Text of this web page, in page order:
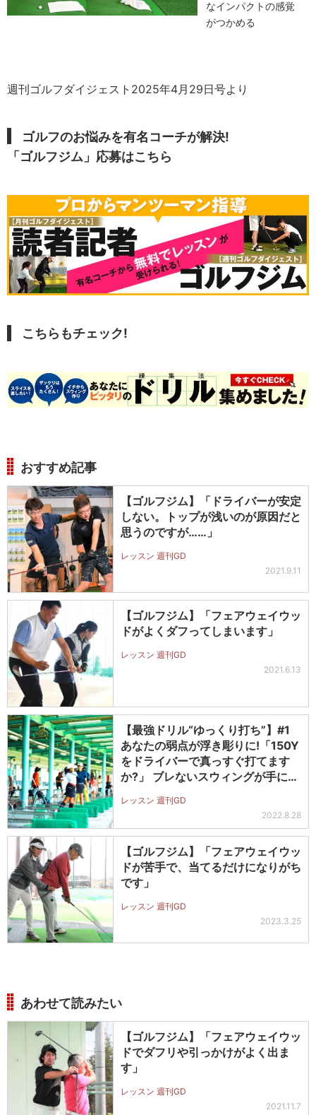
なインパクトの感覚
がつかめる
週刊ゴルフダイジェスト2025年4月29日号より
ゴルフのお悩みを有名コーチが解決!
「ゴルフジム」応募はこちら
こちらもチェック!
おすすめ記事
【ゴルフジム】「ドライバーが安定
しない。トップが浅いのが原因だと
思うのですが……」
レッスン 週刊GD
2021.9.11
【ゴルフジム】「フェアウェイウッ
ドがよくダフってしまいます」
レッスン 週刊GD
2021.6.13
【最強ドリル“ゆっくり打ち”】#1
あなたの弱点が浮き彫りに!「150Y
をドライバーで真っすぐ打てます
か?」 ブレないスウィングが手に入
レッスン 週刊GD
2022.8.28
【ゴルフジム】「フェアウェイウッ
ドが苦手で、当てるだけになりがち
です」
レッスン 週刊GD
2023.3.25
あわせて読みたい
【ゴルフジム】「フェアウェイウッ
ドでダフリや引っかけがよく出ま
す」
レッスン 週刊GD
2021.11.7